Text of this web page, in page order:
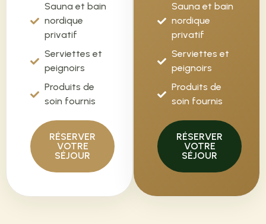
Sauna et bain
nordique
privatif
Serviettes et
peignoirs
Produits de
soin fournis
RÉSERVER
VOTRE
SÉJOUR
Sauna et bain
nordique
privatif
Serviettes et
peignoirs
Produits de
soin fournis
RÉSERVER
VOTRE
SÉJOUR